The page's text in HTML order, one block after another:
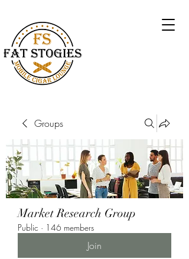
Groups
Market Research Group
Public · 146 members
Join